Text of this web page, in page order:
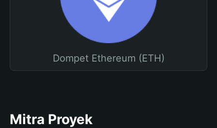
Dompet Ethereum (ETH)
Mitra Proyek